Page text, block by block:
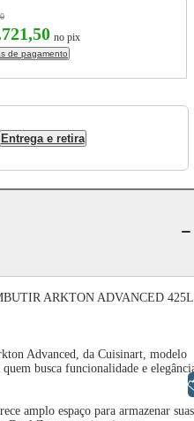
no pix
de pagamento
Entrega e retira
ARKTON ADVANCED 425L
Advanced, da Cuisinart, modelo
busca funcionalidade e
amplo espaço para armazenar suas